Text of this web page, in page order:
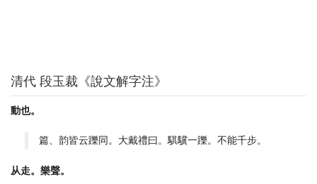
清代 段玉裁《說文解字注》
動也。
篇、韵皆云躒同。大戴禮曰。騏驥一躒。不能千步。
从走。樂聲。